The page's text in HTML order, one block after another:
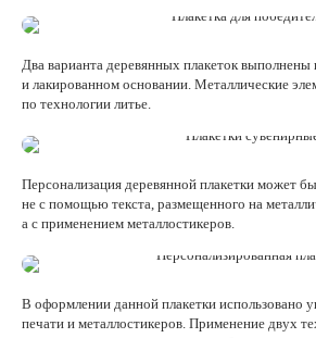
Два варианта деревянных плакеток выполнены
и лакированном основании. Металлические
по технологии литье.
Персонализация деревянной плакетки может
не с помощью текста, размещенного на
а с применением металлостикеров.
В оформлении данной плакетки использовано
печати и металлостикеров. Применение двух